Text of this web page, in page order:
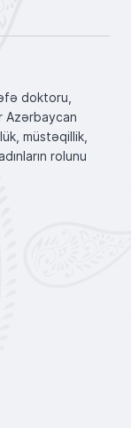
doktoru,
Azərbaycan
müstəqillik,
rolunu